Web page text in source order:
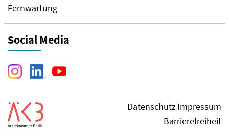
Fernwartung
Social Media
DatenschutzImpressum
Barrierefreiheit